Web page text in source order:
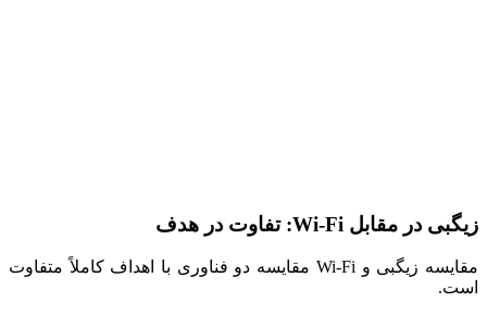
زیگبی در مقابل Wi-Fi: تفاوت در هدف
مقایسه زیگبی و Wi-Fi مقایسه دو فناوری با اهداف کاملاً متفاوت
است.